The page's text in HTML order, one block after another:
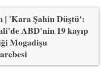
| 'Kara Şahin Düştü':
ABD'nin 19 kayıp
Mogadişu